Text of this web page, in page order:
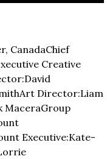
CanadaChief
Creative
Art Director:Liam
MaceraGroup
Executive:Kate-